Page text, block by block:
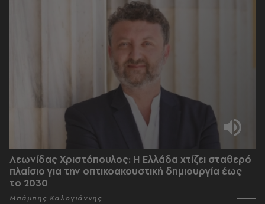
Λεωνίδας Χριστόπουλος: Η Ελλάδα χτίζει σταθερό
πλαίσιο για την οπτικοακουστική δημιουργία έως
το 2030
Μπάμπης Καλογιάννης